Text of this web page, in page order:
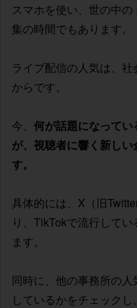
スマホを使い、世の中
集の時間でもあります。
ライブ配信の人気は、
からです。
今、 何が話題になってい
が、視聴者に響く新し
す。
具体的には、X（旧
り、TikTokで流行して
ます。
同時に、他の事務所の
しているかをチェック